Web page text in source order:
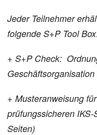
Jeder Teilnehmer
folgende S+P Tool
+ S+P Check:
+ Musteranweisung
prüfungssicheren IKS-
Seiten)